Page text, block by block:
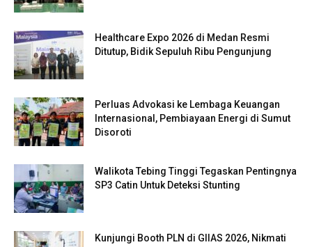
Healthcare Expo 2026 di Medan Resmi
Ditutup, Bidik Sepuluh Ribu Pengunjung
Perluas Advokasi ke Lembaga Keuangan
Internasional, Pembiayaan Energi di Sumut
Disoroti
Walikota Tebing Tinggi Tegaskan Pentingnya
SP3 Catin Untuk Deteksi Stunting
Kunjungi Booth PLN di GIIAS 2026, Nikmati